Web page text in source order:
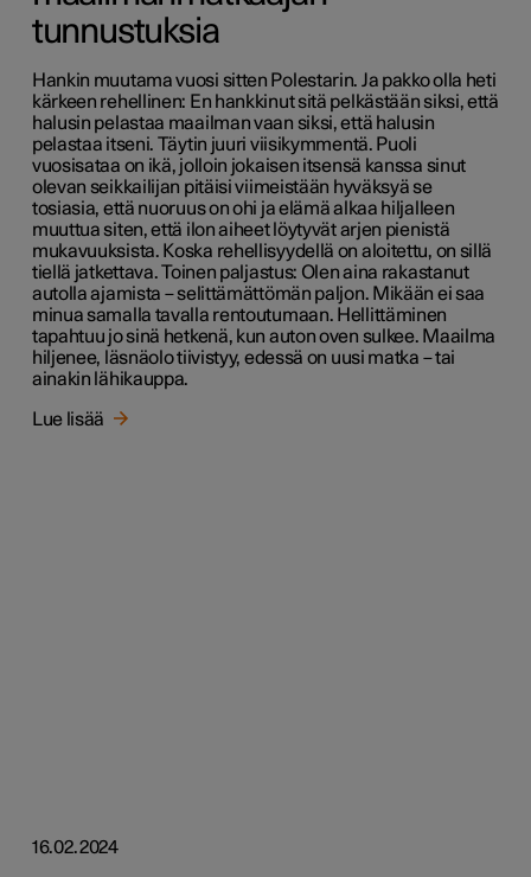
tunnustuksia
Hankin muutama vuosi sitten Polestarin. Ja pakko olla heti
kärkeen rehellinen: En hankkinut sitä pelkästään siksi, että
halusin pelastaa maailman vaan siksi, että halusin
pelastaa itseni. Täytin juuri viisikymmentä. Puoli
vuosisataa on ikä, jolloin jokaisen itsensä kanssa sinut
olevan seikkailijan pitäisi viimeistään hyväksyä se
tosiasia, että nuoruus on ohi ja elämä alkaa hiljalleen
muuttua siten, että ilon aiheet löytyvät arjen pienistä
mukavuuksista. Koska rehellisyydellä on aloitettu, on sillä
tiellä jatkettava. Toinen paljastus: Olen aina rakastanut
autolla ajamista – selittämättömän paljon. Mikään ei saa
minua samalla tavalla rentoutumaan. Hellittäminen
tapahtuu jo sinä hetkenä, kun auton oven sulkee. Maailma
hiljenee, läsnäolo tiivistyy, edessä on uusi matka – tai
ainakin lähikauppa.
Lue lisää
16.02.2024